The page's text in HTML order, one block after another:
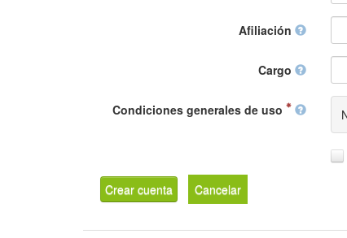
Afiliación
Cargo
Condiciones generales de uso
Crear cuenta Cancelar